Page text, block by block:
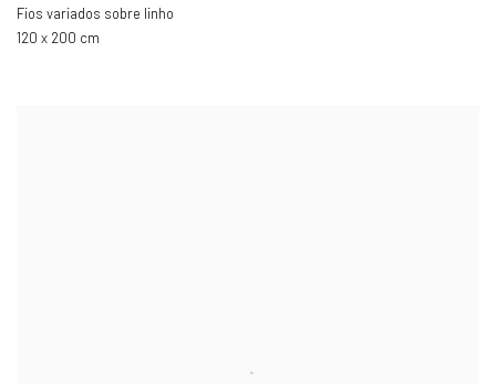
Fios variados sobre linho
120 x 200 cm